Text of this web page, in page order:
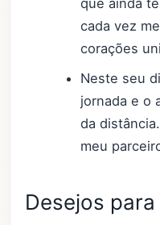
cada vez
corações
Neste seu
jornada e o
da
meu
Desejos